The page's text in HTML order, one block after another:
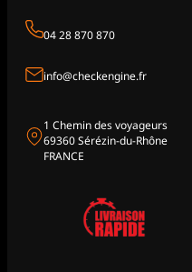
04 28 870 870
info@checkengine.fr
1 Chemin des voyageurs
69360 Sérézin-du-Rhône
FRANCE